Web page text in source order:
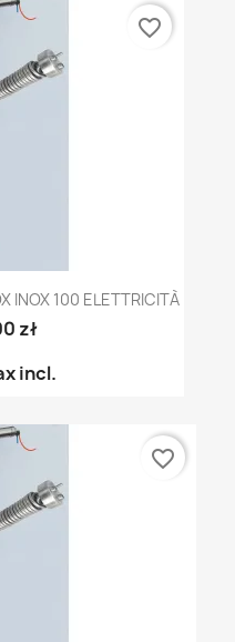
INOX 100 ELETTRICITÀ
zł
incl.
favorite_border
favorite_border